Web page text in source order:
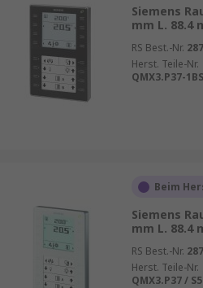
Temperatur und Druck in
und Lüftungssystemen.
Heizung und Beleuchtung.
in Lagerhallen.
Siemens
mm L. 88.4
RS Best.-Nr.
Herst. Teile-Nr.
QMX3.P37-
Beim
Siemens
mm L. 88.4
RS Best.-Nr.
Herst. Teile-Nr.
QMX3.P37 /